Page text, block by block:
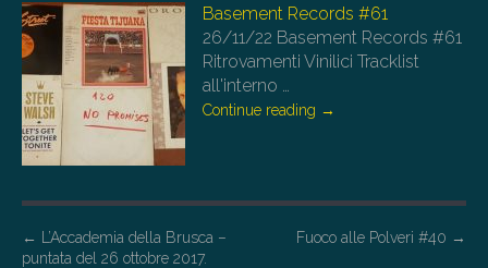
Basement Records #61
26/11/22 Basement Records #61
Ritrovamenti Vinilici Tracklist
all'interno …
Continue reading →
P
←
L’Accademia della Brusca –
puntata del 26 ottobre 2017.
Fuoco alle Polveri #40 →